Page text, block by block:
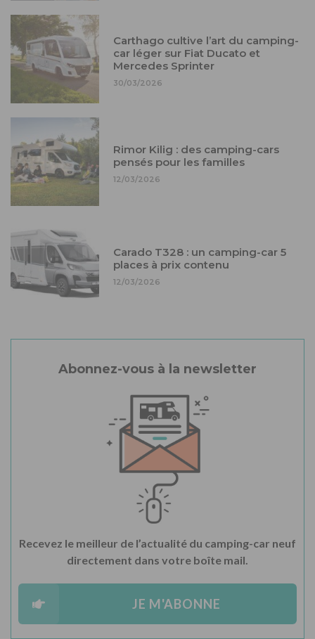
Carthago cultive l’art du camping-
car léger sur Fiat Ducato et
Mercedes Sprinter
30/03/2026
Rimor Kilig : des camping-cars
pensés pour les familles
12/03/2026
Carado T328 : un camping-car 5
places à prix contenu
12/03/2026
Abonnez-vous à la newsletter
Recevez le meilleur de l’actualité du camping-car neuf
directement dans votre boîte mail.
JE M'ABONNE